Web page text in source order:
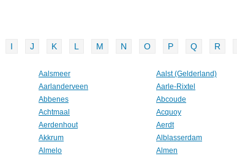
I J K L M N O P Q R
Aalsmeer Aalst (Gelderland)
Aarlanderveen Aarle-Rixtel
Abbenes Abcoude
Achtmaal Acquoy
Aerdenhout Aerdt
Akkrum Alblasserdam
Almelo Almen